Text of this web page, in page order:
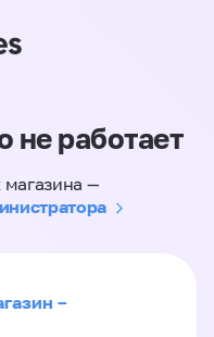
не работает
магазина —
–